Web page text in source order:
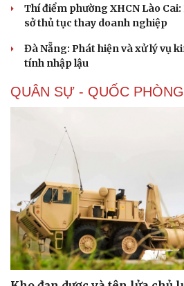
Sức khỏe
Đời
Thí điểm phường XHCN Lào
sở thủ tục thay doanh nghiệp
Đà Nẵng: Phát hiện và xử lý vụ
tính nhập lậu
QUÂN SỰ - QUỐC PHÒNG